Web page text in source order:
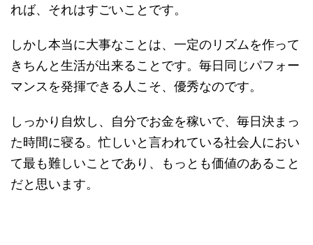
れば、それはすごいことです。
しかし本当に大事なことは、一定のリズムを作って
きちんと生活が出来ることです。毎日同じパフォー
マンスを発揮できる人こそ、優秀なのです。
しっかり自炊し、自分でお金を稼いで、毎日決まっ
た時間に寝る。忙しいと言われている社会人におい
て最も難しいことであり、もっとも価値のあること
だと思います。